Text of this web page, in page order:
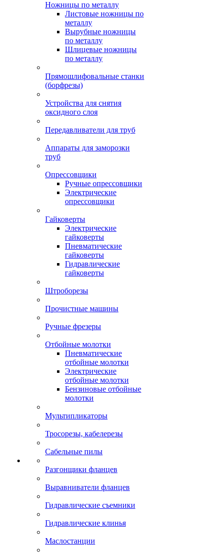
Ножницы по металлу
Листовые ножницы по
металлу
Вырубные ножницы
по металлу
Шлицевые ножницы
по металлу
Прямошлифовальные станки
(борфрезы)
Устройства для снятия
оксидного слоя
Передавливатели для труб
Аппараты для заморозки
труб
Опрессовщики
Ручные опрессовщики
Электрические
опрессовщики
Гайковерты
Электрические
гайковерты
Пневматические
гайковерты
Гидравлические
гайковерты
Штроборезы
Прочистные машины
Ручные фрезеры
Отбойные молотки
Пневматические
отбойные молотки
Электрические
отбойные молотки
Бензиновые отбойные
молотки
Мультипликаторы
Тросорезы, кабелерезы
Сабельные пилы
Разгонщики фланцев
Выравниватели фланцев
Гидравлические съемники
Гидравлические клинья
Маслостанции